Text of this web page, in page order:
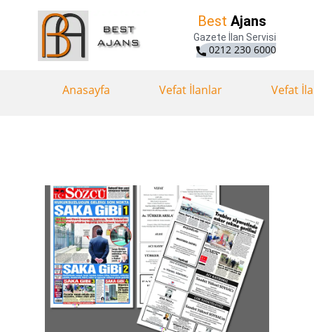
Best Ajans
Gazete İlan Servisi
0212 230 6000
Anasayfa Vefat İlanlar Vefat